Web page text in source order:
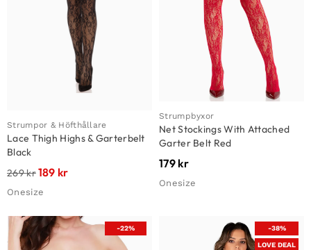
Strumpor & Höfthållare
Lace Thigh Highs & Garterbelt
Black
269kr189 kr
Onesize
Strumpbyxor
Net Stockings With Attached
Garter Belt Red
179 kr
Onesize
-22% -38%
LOVE DEAL